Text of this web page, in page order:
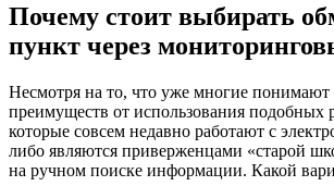
Почему стоит выбирать
пункт через
Несмотря на то, что уже многие понимают
преимуществ от использования подобных
которые совсем недавно работают с
либо являются приверженцами «старой
на ручном поиске информации. Какой